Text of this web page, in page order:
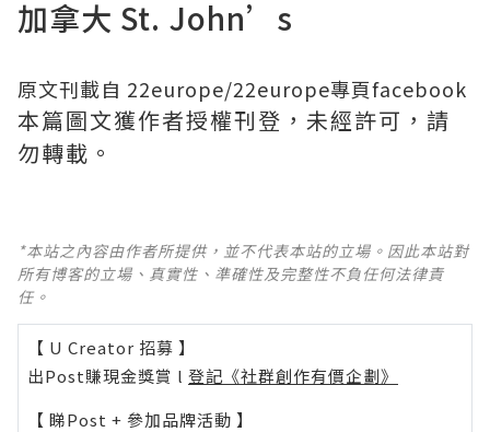
加拿大 St. John’s
原文刊載自 22europe/22europe專頁facebook
本篇圖文獲作者授權刊登，未經許可，請
勿轉載。
*本站之內容由作者所提供，並不代表本站的立場。因此本站對
所有博客的立場、真實性、準確性及完整性不負任何法律責
任。
【 U Creator 招募 】
出Post賺現金獎賞 l 登記《社群創作有價企劃》
【 睇Post + 參加品牌活動 】